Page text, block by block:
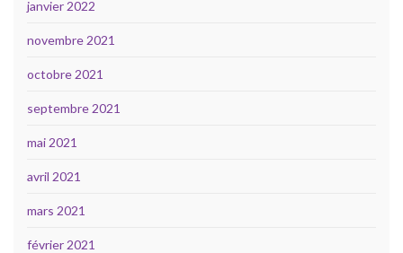
janvier 2022
novembre 2021
octobre 2021
septembre 2021
mai 2021
avril 2021
mars 2021
février 2021